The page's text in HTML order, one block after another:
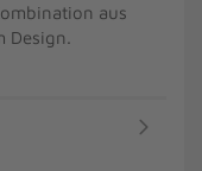
aus
Design.